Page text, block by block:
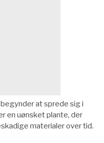
at sprede sig i
en uønsket plante, der
materialer over tid.